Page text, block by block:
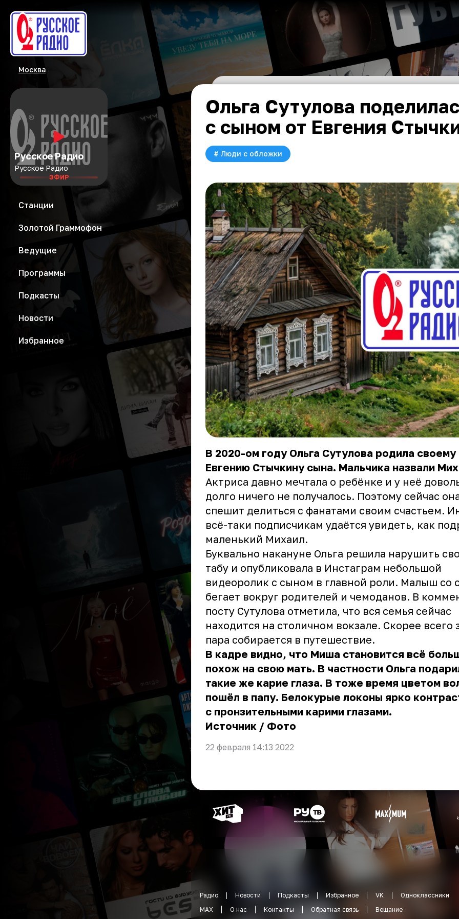
Москва
Русское Радио
Русское Радио
ЭФИР
Станции
Золотой Граммофон
Ведущие
Программы
Подкасты
Новости
Избранное
Ольга Сутулова
с сыном от Евгения
# Люди с обложки
В 2020-ом году Ольга Сутулова родила
Евгению Стычкину сына. Мальчика назвали
Актриса давно мечтала о ребёнке и у неё
долго ничего не получалось. Поэтому сейчас
спешит делиться с фанатами своим счастьем.
всё-таки подписчикам удаётся увидеть, как
маленький Михаил.
Буквально накануне Ольга решила нарушить
табу и опубликовала в Инстаграм небольшой
видеоролик с сыном в главной роли. Малыш со
бегает вокруг родителей и чемоданов. В
посту Сутулова отметила, что вся семья сейчас
находится на столичном вокзале. Скорее всего
пара собирается в путешествие.
В кадре видно, что Миша становится всё
похож на свою мать. В частности Ольга
такие же карие глаза. В тоже время цветом
пошёл в папу. Белокурые локоны ярко
с пронзительными карими глазами.
Источник / Фото
22 февраля 14:13 2022
Радио Новости Подкасты Избранное VK
Одноклассники
MAX
О нас Контакты Обратная связь Вещание